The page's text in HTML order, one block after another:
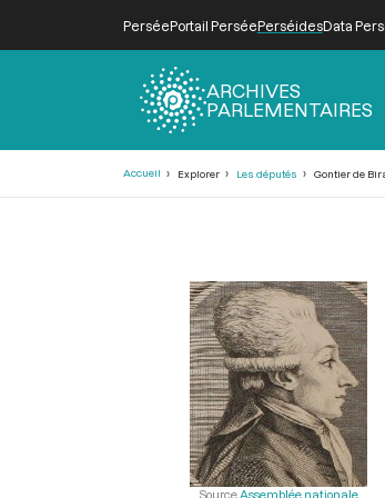
PerséePortail PerséePerséidesData
ARCHIVES
PARLEMENTAIRES
Accueil Explorer Les députés Gontier de
SourceAssemblée nationale